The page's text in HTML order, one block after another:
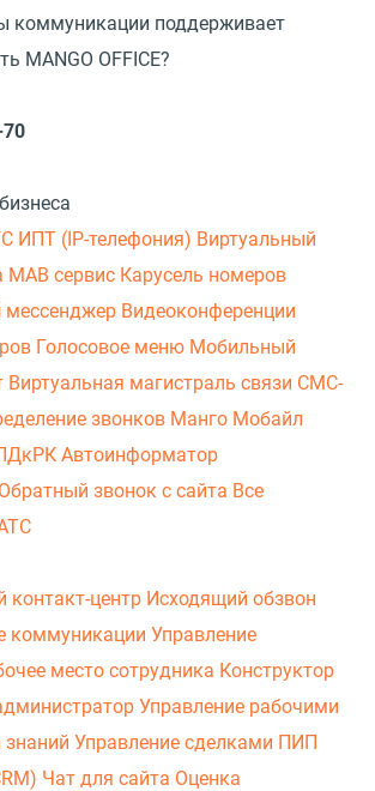
коммуникации поддерживает
MANGO OFFICE?
ИПТ (IP-телефония) Виртуальный
МАВ сервис Карусель номеров
мессенджер Видеоконференции
Голосовое меню Мобильный
Виртуальная магистраль связи СМС-
звонков Манго Мобайл
Автоинформатор
Обратный звонок с сайта Все
центр Исходящий обзвон
коммуникации Управление
место сотрудника Конструктор
Управление рабочими
знаний Управление сделками ПИП
Чат для сайта Оценка